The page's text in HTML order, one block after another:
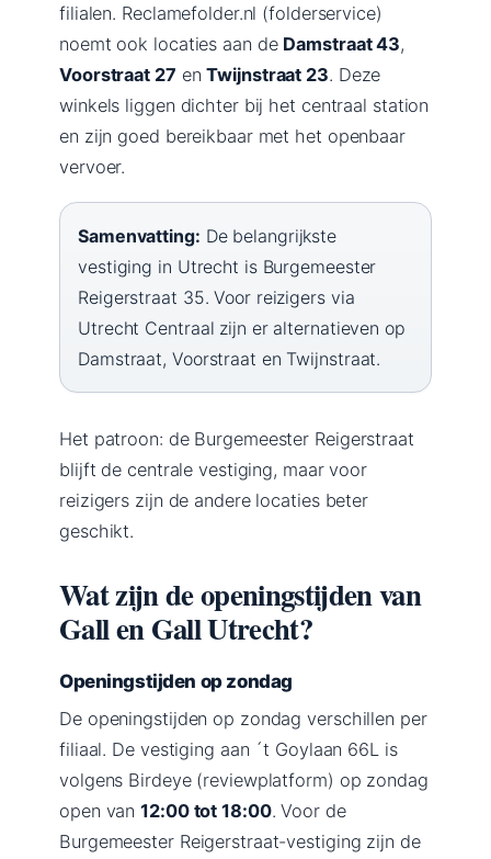
filialen. Reclamefolder.nl (folderservice)
noemt ook locaties aan de Damstraat 43,
Voorstraat 27 enTwijnstraat 23. Deze
winkels liggen dichter bij het centraal station
en zijn goed bereikbaar met het openbaar
vervoer.
Samenvatting: De belangrijkste
vestiging in Utrecht is Burgemeester
Reigerstraat 35. Voor reizigers via
Utrecht Centraal zijn er alternatieven op
Damstraat, Voorstraat en Twijnstraat.
Het patroon: de Burgemeester Reigerstraat
blijft de centrale vestiging, maar voor
reizigers zijn de andere locaties beter
geschikt.
Wat zijn de openingstijden van
Gall en Gall Utrecht?
Openingstijden op zondag
De openingstijden op zondag verschillen per
filiaal. De vestiging aan ´t Goylaan 66L is
volgens Birdeye (reviewplatform) op zondag
open van12:00 tot 18:00. Voor de
Burgemeester Reigerstraat-vestiging zijn de